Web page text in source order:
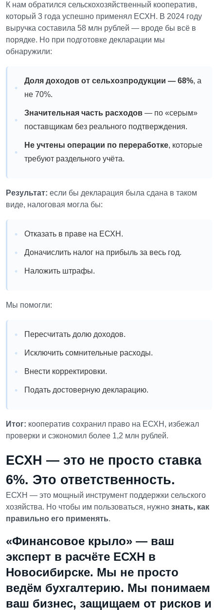
К нам обратился сельскохозяйственный кооператив,
который 3 года успешно применял ЕСХН. В 2024 году
выручка составила 58 млн рублей — вроде бы всё в
порядке. Но при подготовке декларации мы
обнаружили:
Доля доходов от сельхозпродукции — 68%, а
не 70%.
Значительная часть расходов — по «серым»
поставщикам без реального подтверждения.
Не учтены операции по переработке, которые
требуют раздельного учёта.
Результат: если бы декларация была сдана в таком
виде, налоговая могла бы:
Отказать в праве на ЕСХН.
Доначислить налог на прибыль за весь год.
Наложить штрафы.
Мы помогли:
Пересчитать долю доходов.
Исключить сомнительные расходы.
Внести корректировки.
Подать достоверную декларацию.
Итог: кооператив сохранил право на ЕСХН, избежал
проверки и сэкономил более 1,2 млн рублей.
ЕСХН — это не просто ставка
6%. Это ответственность.
ЕСХН — это мощный инструмент поддержки сельского
хозяйства. Но чтобы им пользоваться, нужно знать, как
правильно его применять.
«Финансовое крыло» — ваш
эксперт в расчёте ЕСХН в
Новосибирске. Мы не просто
ведём бухгалтерию. Мы понимаем
ваш бизнес, защищаем от рисков и